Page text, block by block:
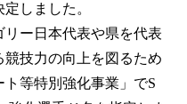
しました。
ー日本代表や県を代表
技力の向上を図るため
等特別強化事業」でS